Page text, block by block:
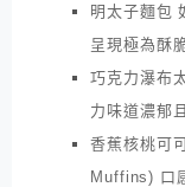
明太子麵包
呈現極為酥
巧克力瀑布
力味道濃郁
香蕉核桃可
Muffins) 口